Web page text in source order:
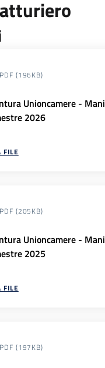
PDF (196KB)
Unioncamere -
2026
FILE
PDF (205KB)
Unioncamere -
2025
FILE
PDF (197KB)